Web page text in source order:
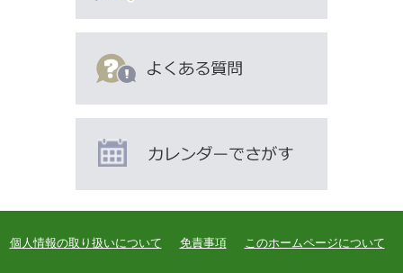
個人情報の取り扱いについて 免責事項 このホームページについて